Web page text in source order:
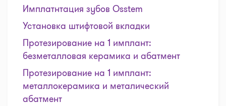
Имплатнтация зубов Osstem
Установка штифтовой вкладки
Протезирование на 1 имплант:
безметалловая керамика и абатмент
Протезирование на 1 имплант:
металлокерамика и металический
абатмент